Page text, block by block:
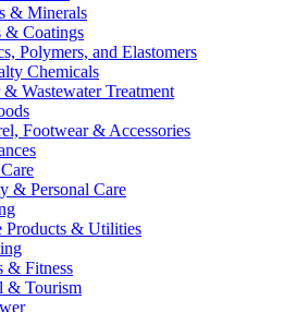
& Minerals
& Coatings
Polymers, and Elastomers
Chemicals
& Wastewater Treatment
Footwear & Accessories
& Personal Care
Products & Utilities
& Fitness
& Tourism